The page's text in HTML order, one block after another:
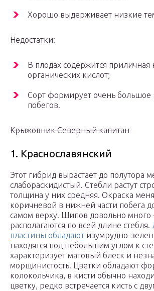
Хорошо выдерживает низкие
Недостатки:
В плодах содержится приличная
органических кислот;
Сорт формирует очень большое
побегов.
Крыжовник Северный капитан
1. Краснославянский
Этот гибрид вырастает до полутора
слабораскидистый. Стебли растут
толщина у них средняя. Окраска
коричневой в нижней части побега
самом верху. Шипов довольно много
располагаются по всей длине стебля.
пластины обладают изумрудно-
находятся под небольшим углом к
характеризует матовый блеск и
морщинистость. Цветки обладают
колокольчика, в кисти обычно
цветку, редко встречается кисть с